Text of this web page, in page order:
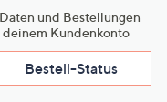
und Bestellungen
Kundenkonto
Bestell-Status